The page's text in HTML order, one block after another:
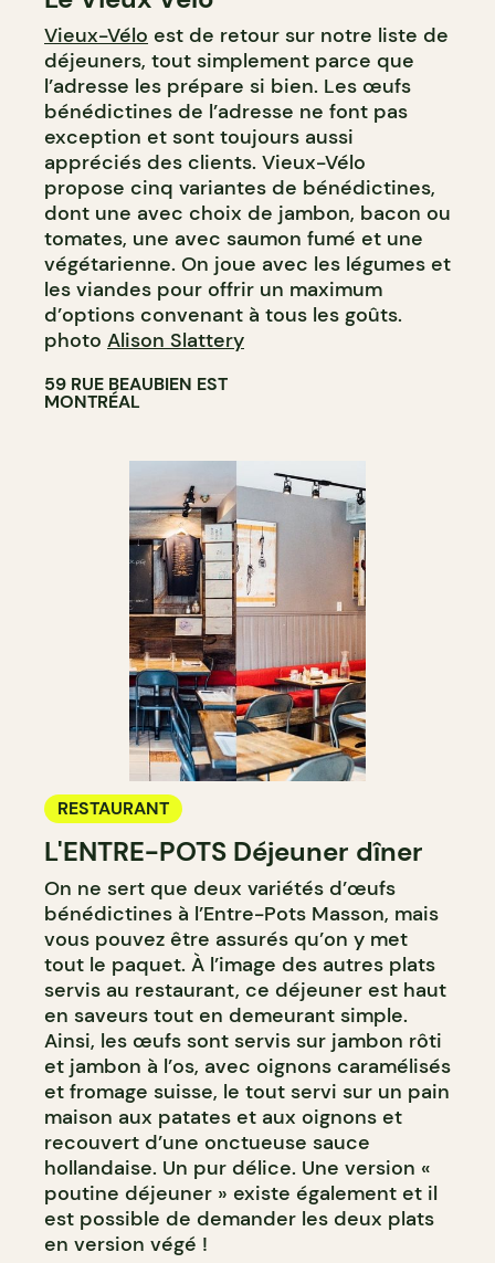
Vieux-Vélo est de retour sur notre liste de
déjeuners, tout simplement parce que
l’adresse les prépare si bien. Les œufs
bénédictines de l’adresse ne font pas
exception et sont toujours aussi
appréciés des clients. Vieux-Vélo
propose cinq variantes de bénédictines,
dont une avec choix de jambon, bacon ou
tomates, une avec saumon fumé et une
végétarienne. On joue avec les légumes et
les viandes pour offrir un maximum
d’options convenant à tous les goûts.
photo Alison Slattery
59 RUE BEAUBIEN EST
MONTRÉAL
RESTAURANT
L'ENTRE-POTS Déjeuner dîner
On ne sert que deux variétés d’œufs
bénédictines à l’Entre-Pots Masson, mais
vous pouvez être assurés qu’on y met
tout le paquet. À l’image des autres plats
servis au restaurant, ce déjeuner est haut
en saveurs tout en demeurant simple.
Ainsi, les œufs sont servis sur jambon rôti
et jambon à l’os, avec oignons caramélisés
et fromage suisse, le tout servi sur un pain
maison aux patates et aux oignons et
recouvert d’une onctueuse sauce
hollandaise. Un pur délice. Une version «
poutine déjeuner » existe également et il
est possible de demander les deux plats
en version végé !